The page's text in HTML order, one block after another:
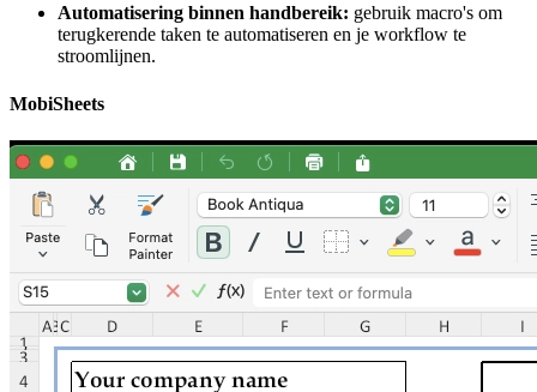
Automatisering binnen handbereik: gebruik macro's om
terugkerende taken te automatiseren en je workflow te
stroomlijnen.
MobiSheets